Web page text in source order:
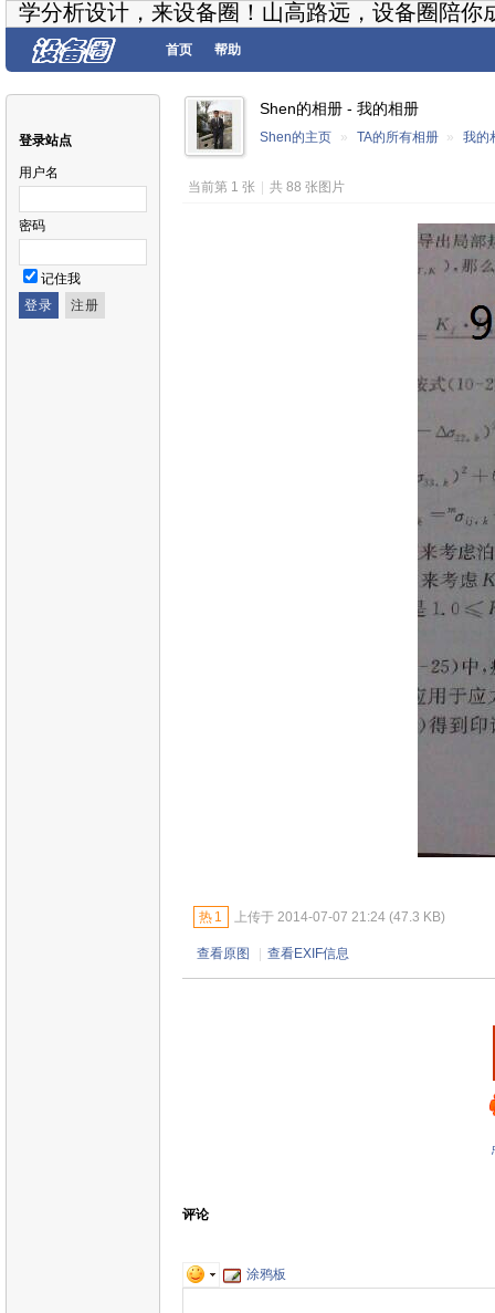
学分析设计，来设备圈！山高路远，设备圈陪你
首页 帮助
登录站点
用户名
密码
记住我
Shen的相册 - 我的相册
Shen的主页 » TA的所有相册 » 我的
当前第 1 张 共 88 张图片
热 1 上传于 2014-07-07 21:24 (47.3 KB)
查看原图 查看EXIF信息
评论
涂鸦板